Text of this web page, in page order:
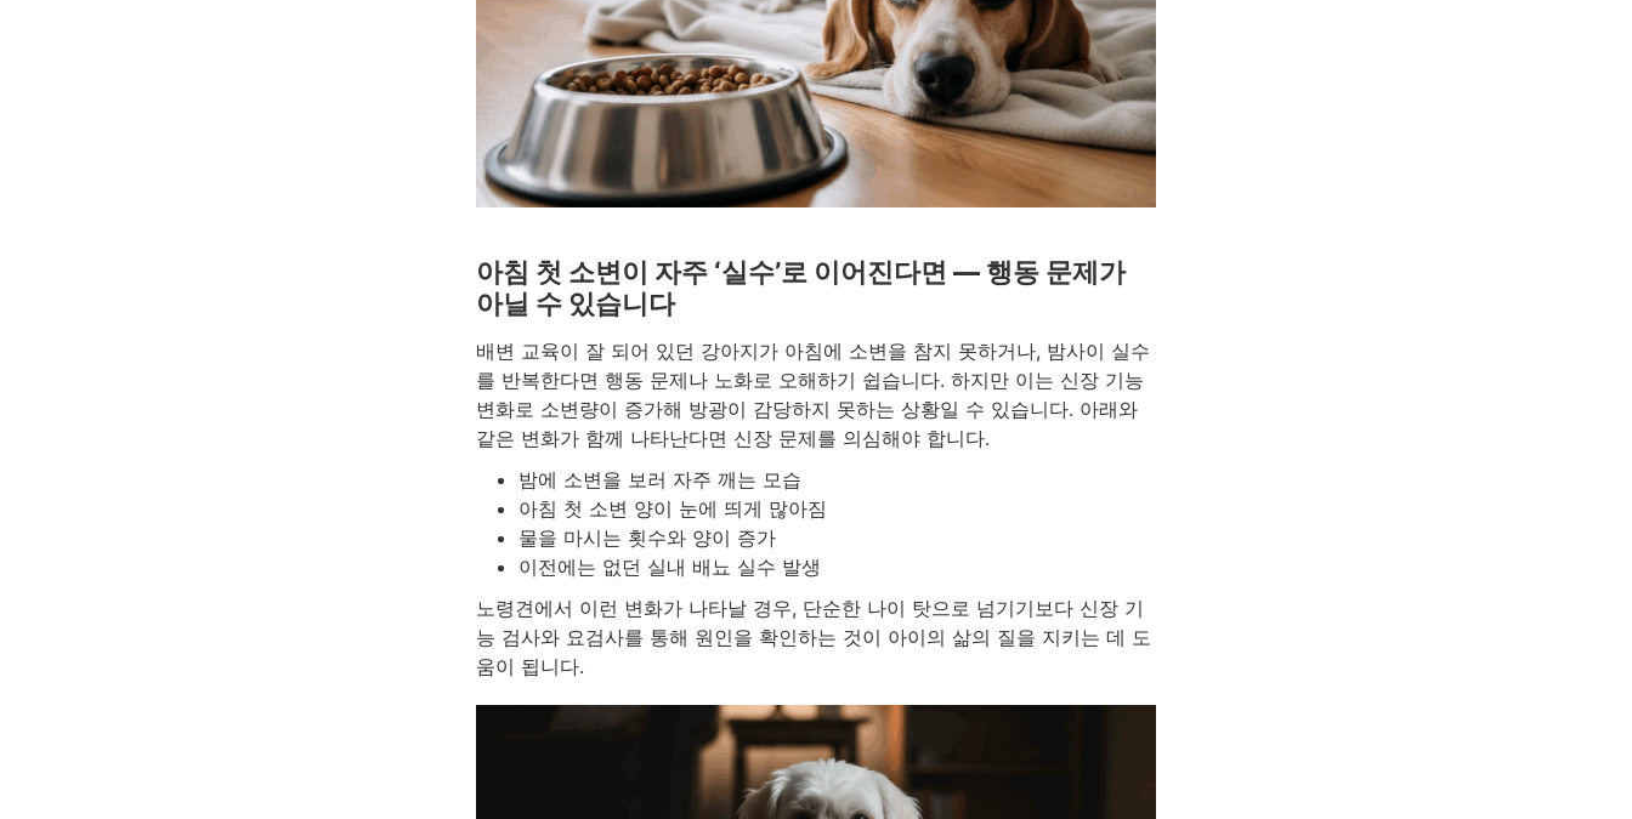
아침 첫 소변이 자주 ‘실수’로 이어진다면 — 행동 문제가
아닐 수 있습니다
배변 교육이 잘 되어 있던 강아지가 아침에 소변을 참지 못하거나, 밤사이 실수
를 반복한다면 행동 문제나 노화로 오해하기 쉽습니다. 하지만 이는 신장 기능
변화로 소변량이 증가해 방광이 감당하지 못하는 상황일 수 있습니다. 아래와
같은 변화가 함께 나타난다면 신장 문제를 의심해야 합니다.
밤에 소변을 보러 자주 깨는 모습
아침 첫 소변 양이 눈에 띄게 많아짐
물을 마시는 횟수와 양이 증가
이전에는 없던 실내 배뇨 실수 발생
노령견에서 이런 변화가 나타날 경우, 단순한 나이 탓으로 넘기기보다 신장 기
능 검사와 요검사를 통해 원인을 확인하는 것이 아이의 삶의 질을 지키는 데 도
움이 됩니다.